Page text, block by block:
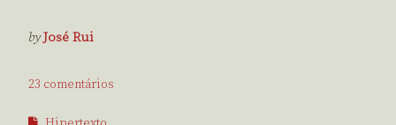
byJosé Rui
23 comentários